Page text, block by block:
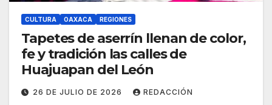
CULTURA OAXACA REGIONES
Tapetes de aserrín llenan de color,
fe y tradición las calles de
Huajuapan del León
26 DE JULIO DE 2026 REDACCIÓN